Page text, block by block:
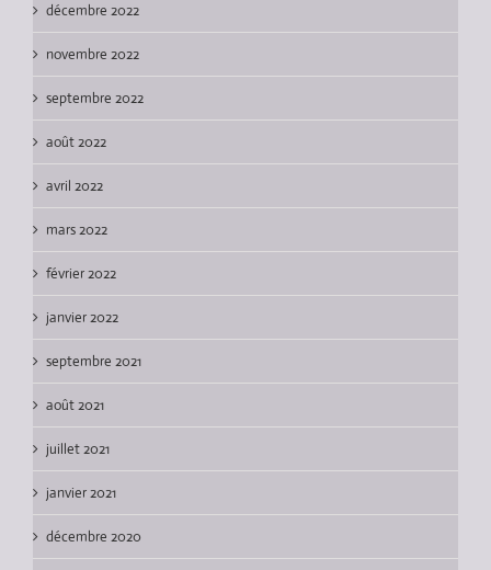
décembre 2022
novembre 2022
septembre 2022
août 2022
avril 2022
mars 2022
février 2022
janvier 2022
septembre 2021
août 2021
juillet 2021
janvier 2021
décembre 2020